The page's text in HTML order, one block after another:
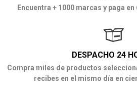
Encuentra + 1000 marcas y paga
DESPACHO 24
Compra miles de productos
recibes en el mismo día en